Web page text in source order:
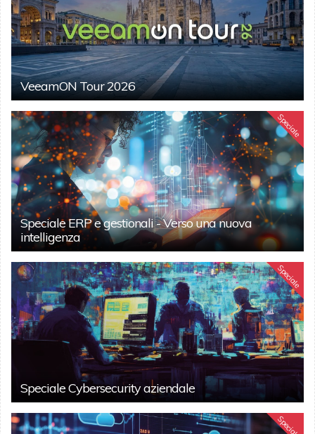
VeeamON Tour 2026
Speciale
Speciale ERP e gestionali - Verso una nuova
intelligenza
Speciale
Speciale Cybersecurity aziendale
Speciale